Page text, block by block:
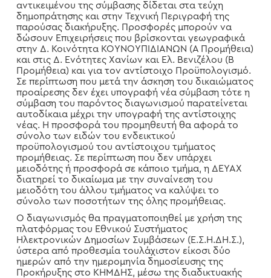
αντικειμένου της σύμβασης δίδεται στα τεύχη
δημοπράτησης και στην Τεχνική Περιγραφή της
παρούσας διακήρυξης. Προσφορές μπορούν να
δώσουν Επιχειρήσεις που βρίσκονται γεωγραφικά
στην Δ. Κοινότητα ΚΟΥΝΟΥΠΙΔΙΑΝΩΝ (Α Προμήθεια)
και στις Δ. Ενότητες Χανίων και Ελ. Βενιζέλου (Β
Προμήθεια) και για τον αντίστοιχο Προϋπολογισμό.
Σε περίπτωση που μετά την άσκηση του δικαιώματος
προαίρεσης δεν έχει υπογραφή νέα σύμβαση τότε η
σύμβαση του παρόντος διαγωνισμού παρατείνεται
αυτοδίκαια μέχρι την υπογραφή της αντίστοιχης
νέας. Η προσφορά του προμηθευτή θα αφορά το
σύνολο των ειδών του ενδεικτικού
προϋπολογισμού του αντίστοιχου τμήματος
προμήθειας. Σε περίπτωση που δεν υπάρχει
μειοδότης ή προσφορά σε κάποιο τμήμα, η ΔΕΥΑΧ
διατηρεί το δικαίωμα με την συναίνεση του
μειοδότη του άλλου τμήματος να καλύψει το
σύνολο των ποσοτήτων της όλης προμήθειας.
Ο διαγωνισμός θα πραγματοποιηθεί με χρήση της
πλατφόρμας του Εθνικού Συστήματος
Ηλεκτρονικών Δημοσίων Συμβάσεων (Ε.Σ.Η.ΔΗ.Σ.),
ύστερα από προθεσμία τουλάχιστον είκοσι δύο
ημερών από την ημερομηνία δημοσίευσης της
Προκήρυξης στο ΚΗΜΔΗΣ, μέσω της διαδικτυακής